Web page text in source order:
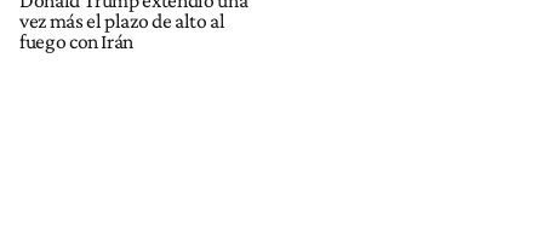
vez más el plazo de alto al
fuego con Irán